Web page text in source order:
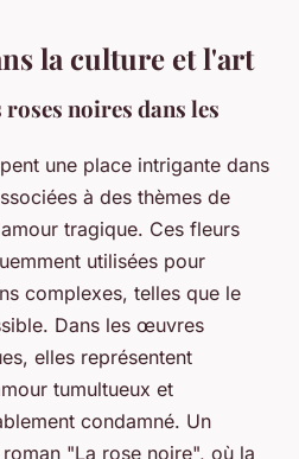
la culture et l'art
noires dans les
une place intrigante dans
à des thèmes de
tragique. Ces fleurs
utilisées pour
complexes, telles que le
Dans les œuvres
elles représentent
tumultueux et
condamné. Un
"La rose noire", où la